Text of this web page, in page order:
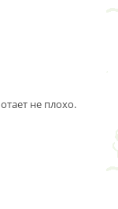
не плохо.